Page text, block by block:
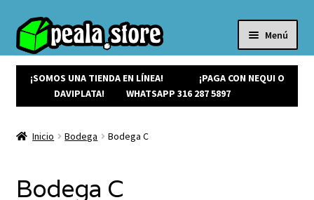
Menú
Productos
¡Ofertas!
¡NUEVOS!
Contacto
¡SOMOS UNA TIENDA EN LÍNEA!
¡PAGA CON NEQUI O
DAVIPLATA!
WHATSAPP 316 287 5897
Inicio Bodega Bodega C
Bodega C